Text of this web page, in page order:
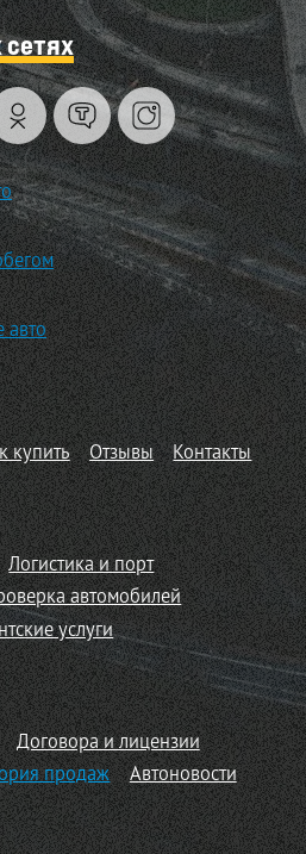
авто
купить Отзывы Контакты
Логистика и порт
автомобилей
услуги
Договора и лицензии
продаж Автоновости